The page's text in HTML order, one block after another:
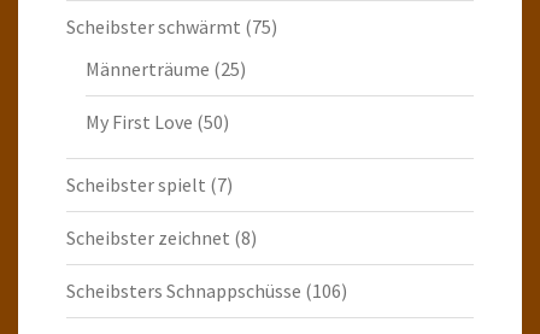
Scheibster schwärmt (75)
Männerträume (25)
My First Love (50)
Scheibster spielt (7)
Scheibster zeichnet (8)
Scheibsters Schnappschüsse (106)